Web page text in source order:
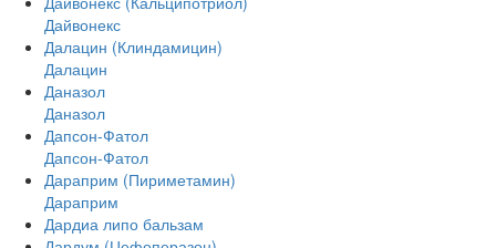
Дайвонекс
Далацин (Клиндамицин)
Далацин
Даназол
Даназол
Дапсон-Фатол
Дапсон-Фатол
Дараприм (Пириметамин)
Дараприм
Дардиа липо бальзам